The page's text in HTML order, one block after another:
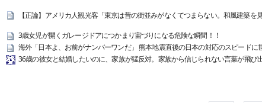
【正論】アメリカ人観光客「東京は昔の街並みがなくてつまらない。和風建築を
3歳女児が開くガレージドアにつかまり宙づりになる危険な瞬間！！
海外「日本よ、お前がナンバーワンだ」 熊本地震直後の日本の対応のスピードに
36歳の彼女と結婚したいのに、家族が猛反対。家族から信じられない言葉が飛び